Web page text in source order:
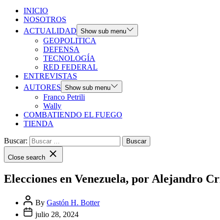
INICIO
NOSOTROS
ACTUALIDAD Show sub menu
GEOPOLITICA
DEFENSA
TECNOLOGÍA
RED FEDERAL
ENTREVISTAS
AUTORES Show sub menu
Franco Petrili
Wally
COMBATIENDO EL FUEGO
TIENDA
Buscar:
Close search
Elecciones en Venezuela, por Alejandro
By Gastón H. Botter
julio 28, 2024